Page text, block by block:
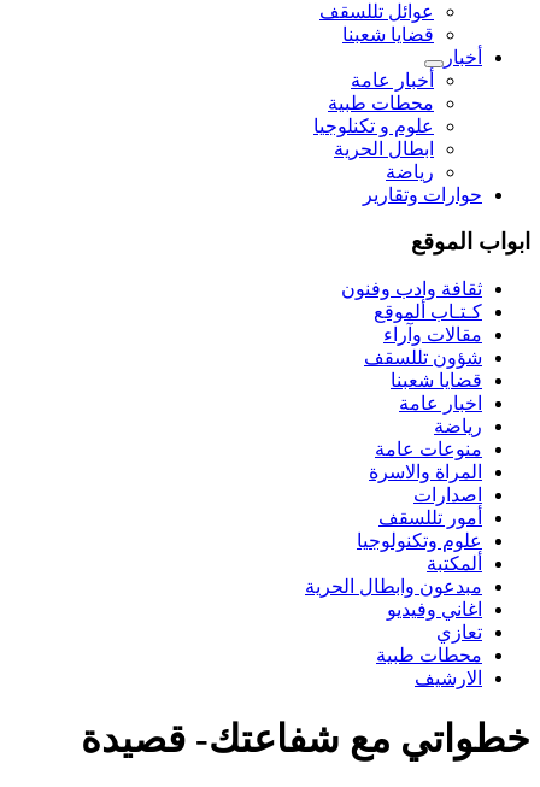
عوائل تللسقف
قضايا شعبنا
أخبار
أخبار عامة
محطات طبية
علوم و تکنلوجیا
ابطال الحرية
رياضة
حوارات وتقارير
ابواب الموقع
ثقافة وادب وفنون
كـتـاب ألموقع
مقالات وآراء
شؤون تللسقف
قضايا شعبنا
اخبار عامة
رياضة
منوعات عامة
المراة والاسرة
اصدارات
أمور تللسقف
علوم وتكنولوجيا
ألمكتبة
مبدعون وابطال الحرية
اغاني وفيديو
تعازي
محطات طبية
الارشيف
خطواتي مع شفاعتك- قصيدة